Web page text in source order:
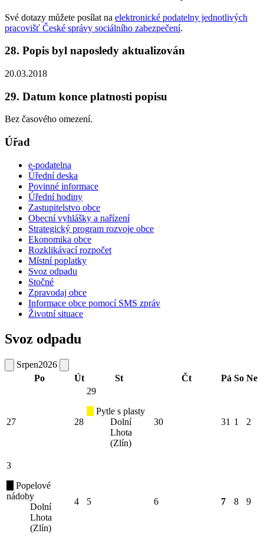
Své dotazy můžete posílat na elektronické podatelny jednotlivých
pracovišť České správy sociálního zabezpečení.
28. Popis byl naposledy aktualizován
20.03.2018
29. Datum konce platnosti popisu
Bez časového omezení.
Úřad
e-podatelna
Úřední deska
Povinné informace
Úřední hodiny
Zastupitelstvo obce
Obecní vyhlášky a nařízení
Strategický program rozvoje obce
Ekonomika obce
Rozklikávací rozpočet
Místní poplatky
Svoz odpadu
Stočné
Zpravodaj obce
Informace obce pomocí SMS zpráv
Životní situace
Svoz odpadu
Srpen2026
Po
Út St Čt Pá So Ne
27 28
29
Pytle s plasty
Dolní
Lhota
(Zlín)
30 31 1 2
3
Popelové
nádoby
Dolní
Lhota
(Zlín)
4 5 6 7 8 9